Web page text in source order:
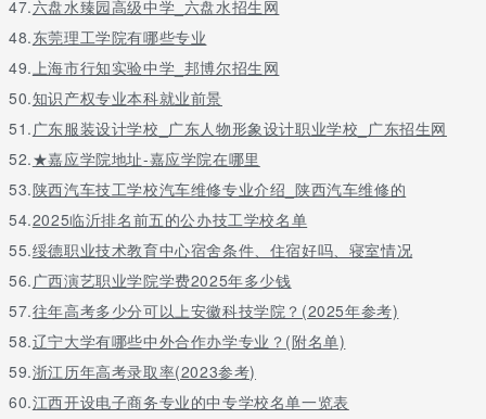
47.六盘水臻园高级中学_六盘水招生网
48.东莞理工学院有哪些专业
49. 上海市行知实验中学_邦博尔招生网
50.知识产权专业本科就业前景
51. 广东服装设计学校_广东人物形象设计职业学校_广东招生网
52.★嘉应学院地址-嘉应学院在哪里
53.陕西汽车技工学校汽车维修专业介绍_陕西汽车维修的
54.2025临沂排名前五的公办技工学校名单
55.绥德职业技术教育中心宿舍条件、住宿好吗、寝室情况
56. 广西演艺职业学院学费2025年多少钱
57.往年高考多少分可以上安徽科技学院？(2025年参考)
58.辽宁大学有哪些中外合作办学专业？(附名单)
59.浙江历年高考录取率(2023参考)
60.江西开设电子商务专业的中专学校名单一览表